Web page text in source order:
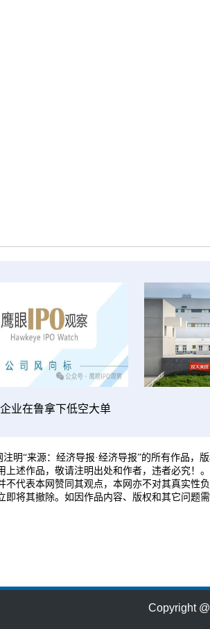
业在鲁拿下低空大单
明“来源：经济导报·经济导报”的所有作品，
上述作品，敬请注明出处和作者，违者必究！
不代表本网赞同其观点，本网亦不对其真实性
即将其撤除。如因作品内容、版权和其它问题
Copyright